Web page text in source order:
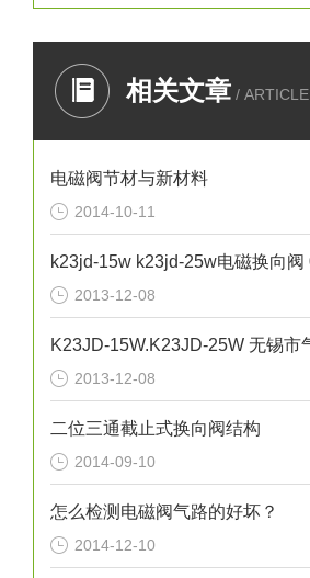
相关文章 / ARTICLE
电磁阀节材与新材料
2014-10-11
2013-12-08
2013-12-08
二位三通截止式换向阀结构
2014-09-10
怎么检测电磁阀气路的好坏？
2014-12-10